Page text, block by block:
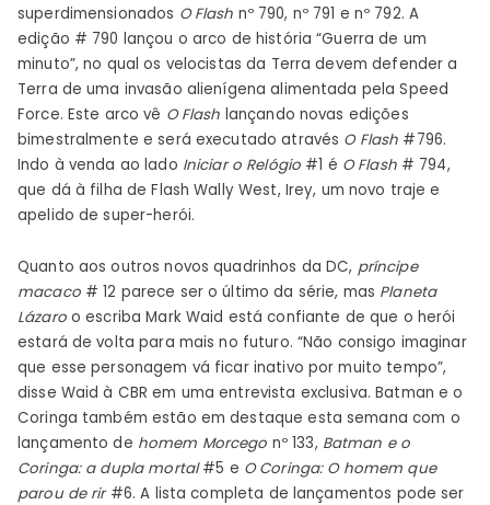
superdimensionados O Flash nº 790, nº 791 e nº 792. A
edição # 790 lançou o arco de história “Guerra de um
minuto”, no qual os velocistas da Terra devem defender a
Terra de uma invasão alienígena alimentada pela Speed ​​​​
Force. Este arco vê O Flash lançando novas edições
bimestralmente e será executado através O Flash #796.
Indo à venda ao lado Iniciar o Relógio #1 é O Flash# 794,
que dá à filha de Flash Wally West, Irey, um novo traje e
apelido de super-herói.
Quanto aos outros novos quadrinhos da DC, príncipe
macaco # 12 parece ser o último da série, mas Planeta
Lázaroo escriba Mark Waid está confiante de que o herói
estará de volta para mais no futuro. “Não consigo imaginar
que esse personagem vá ficar inativo por muito tempo”,
disse Waid à CBR em uma entrevista exclusiva. Batman e o
Coringa também estão em destaque esta semana com o
lançamento de homem Morcego nº 133, Batman e o
Coringa: a dupla mortal#5 e O Coringa: O homem que
parou de rir#6. A lista completa de lançamentos pode ser